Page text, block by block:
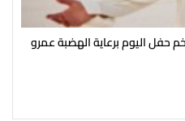
حفل اليوم برعاية الهضبة عمرو